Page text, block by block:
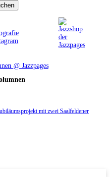
mit zwei Saalfeldener